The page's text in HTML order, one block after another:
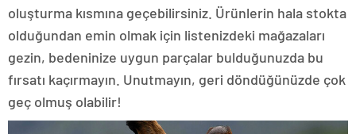
oluşturma kısmına geçebilirsiniz. Ürünlerin hala stokta
olduğundan emin olmak için listenizdeki mağazaları
gezin, bedeninize uygun parçalar bulduğunuzda bu
fırsatı kaçırmayın. Unutmayın, geri döndüğünüzde çok
geç olmuş olabilir!